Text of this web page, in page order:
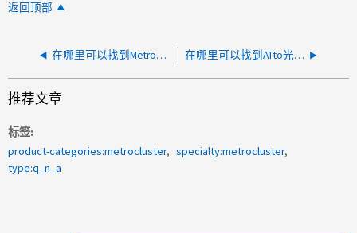
返回顶部
在哪里可以找到MetroCluster Tieb破碎 机MIB文件 在哪里可以找到ATto光纤桥的停止支持版本列表
推荐文章
标签
product-categories:metrocluster
specialty:metrocluster
type:q_n_a